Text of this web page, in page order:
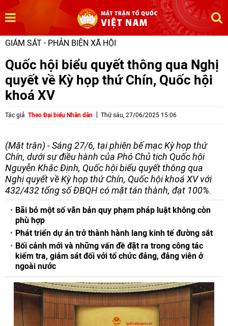
GIÁM SÁT - PHẢN BIỆN XÃ HỘI
Quốc hội biểu quyết thông qua Nghị
quyết về Kỳ họp thứ Chín, Quốc hội
khoá XV
Tác giả Theo Đại biểu Nhân dân Thứ sáu, 27/06/2025 15:06
(Mặt trận) - Sáng 27/6, tại phiên bế mạc Kỳ họp thứ
Chín, dưới sự điều hành của Phó Chủ tịch Quốc hội
Nguyễn Khắc Định, Quốc hội biểu quyết thông qua
Nghị quyết về Kỳ họp thứ Chín, Quốc hội khoá XV với
432/432 tổng số ĐBQH có mặt tán thành, đạt 100%.
Bãi bỏ một số văn bản quy phạm pháp luật không còn
phù hợp
Phát triển dự án trở thành hành lang kinh tế đường sắt
Bối cảnh mới và những vấn đề đặt ra trong công tác
kiểm tra, giám sát đối với tổ chức đảng, đảng viên ở
ngoài nước